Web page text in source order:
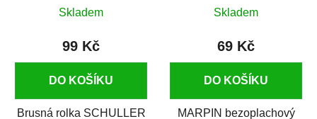
Skladem
99 Kč
DO KOŠÍKU
Brusná rolka SCHULLER
Skladem
69 Kč
DO KOŠÍKU
MARPIN bezoplachový